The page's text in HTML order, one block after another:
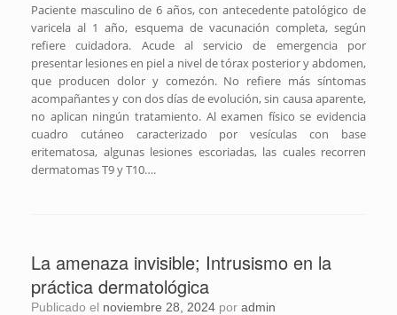
Paciente masculino de 6 años, con antecedente patológico de
varicela al 1 año, esquema de vacunación completa, según
refiere cuidadora. Acude al servicio de emergencia por
presentar lesiones en piel a nivel de tórax posterior y abdomen,
que producen dolor y comezón. No refiere más síntomas
acompañantes y con dos días de evolución, sin causa aparente,
no aplican ningún tratamiento. Al examen físico se evidencia
cuadro cutáneo caracterizado por vesículas con base
eritematosa, algunas lesiones escoriadas, las cuales recorren
dermatomas T9 y T10….
La amenaza invisible; Intrusismo en la
práctica dermatológica
Publicado el noviembre 28, 2024 por admin